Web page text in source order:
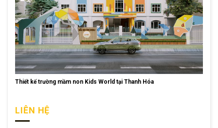
Thiết kế trường mầm non Kids World tại Thanh Hóa
LIÊN HỆ